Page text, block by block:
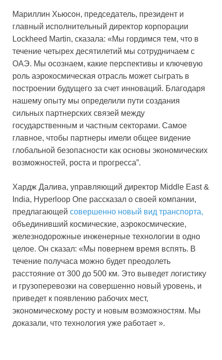
Мариллин Хьюсон, председатель, президент и
главный исполнительный директор корпорации
Lockheed Martin, сказала: «Мы гордимся тем, что в
течение четырех десятилетий мы сотрудничаем с
ОАЭ. Мы осознаем, какие перспективы и ключевую
роль аэрокосмическая отрасль может сыграть в
построении будущего за счет инноваций. Благодаря
нашему опыту мы определили пути создания
сильных партнерских связей между
государственным и частным секторами. Самое
главное, чтобы партнеры имели общее видение
глобальной безопасности как основы экономических
возможностей, роста и прогресса”.
Хардж Далива, управляющий директор Middle East &
India, Hyperloop One рассказал о своей компании,
предлагающей совершенно новый вид транспорта,
объединивший космические, аэрокосмические,
железнодорожные инженерные технологии в одно
целое. Он сказал: «Мы повернем время вспять. В
течение получаса можно будет преодолеть
расстояние от 300 до 500 км. Это выведет логистику
и грузоперевозки на совершенно новый уровень, и
приведет к появлению рабочих мест,
экономическому росту и новым возможностям. Мы
доказали, что технология уже работает ».